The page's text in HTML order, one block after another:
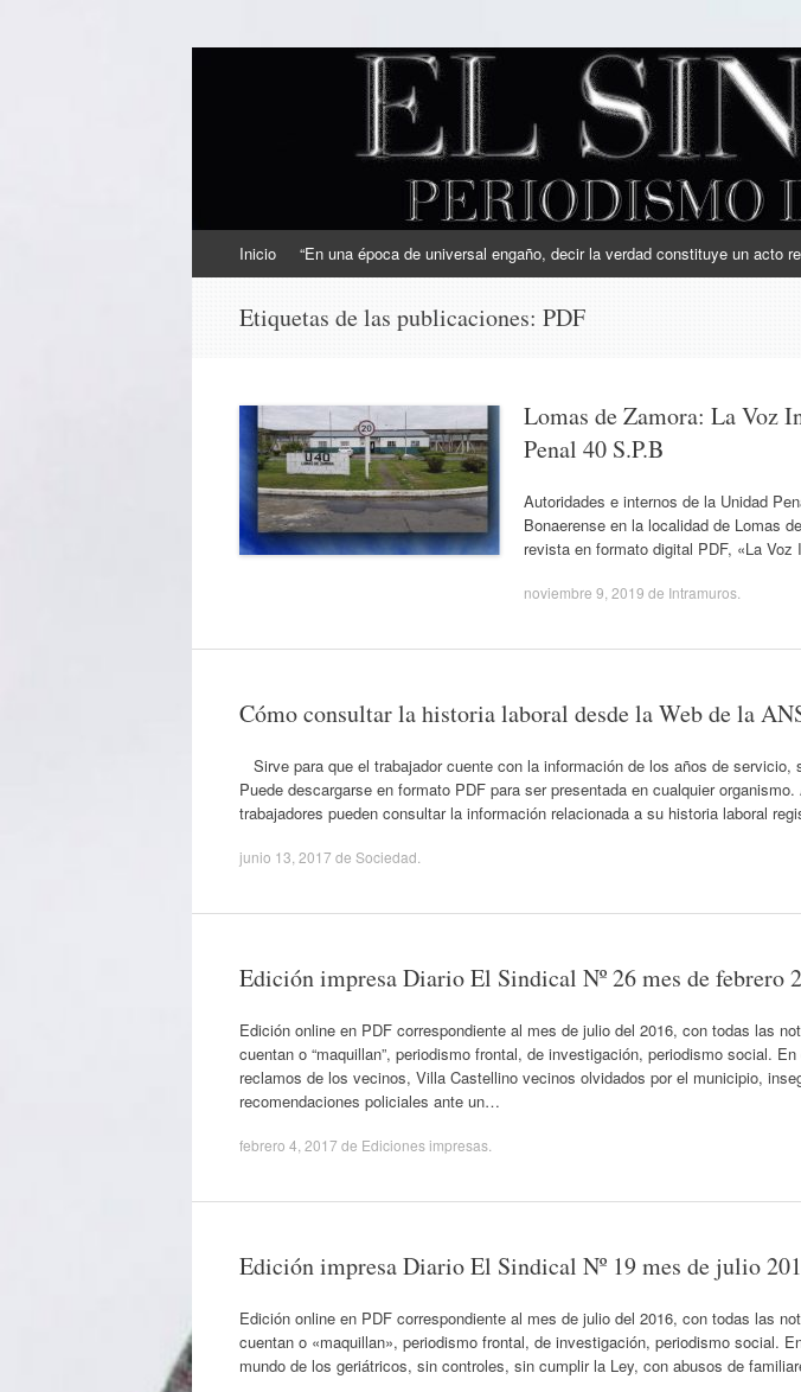
EL SINDICAL
Periodismo Inteligente
al
Inicio “En una época de universal engaño, decir la verdad constituye un acto
Etiquetas de las publicaciones: PDF
Lomas de Zamora: La Voz
Penal 40 S.P.B
Autoridades e internos de la Unidad
Bonaerense en la localidad de Lomas
revista en formato digital PDF, «La Voz
noviembre 9, 2019 de Intramuros
Cómo consultar la historia laboral desde la Web de la
Sirve para que el trabajador cuente con la información de los años de servicio,
Puede descargarse en formato PDF para ser presentada en cualquier
trabajadores pueden consultar la información relacionada a su historia laboral
junio 13, 2017 de Sociedad
Edición impresa Diario El Sindical Nº 26 mes de febrero
Edición online en PDF correspondiente al mes de julio del 2016, con todas las
cuentan o “maquillan”, periodismo frontal, de investigación, periodismo social.
reclamos de los vecinos, Villa Castellino vecinos olvidados por el municipio,
recomendaciones policiales ante un…
febrero 4, 2017 de Ediciones impresas
Edición impresa Diario El Sindical Nº 19 mes de julio
Edición online en PDF correspondiente al mes de julio del 2016, con todas las
cuentan o «maquillan», periodismo frontal, de investigación, periodismo social.
mundo de los geriátricos, sin controles, sin cumplir la Ley, con abusos de